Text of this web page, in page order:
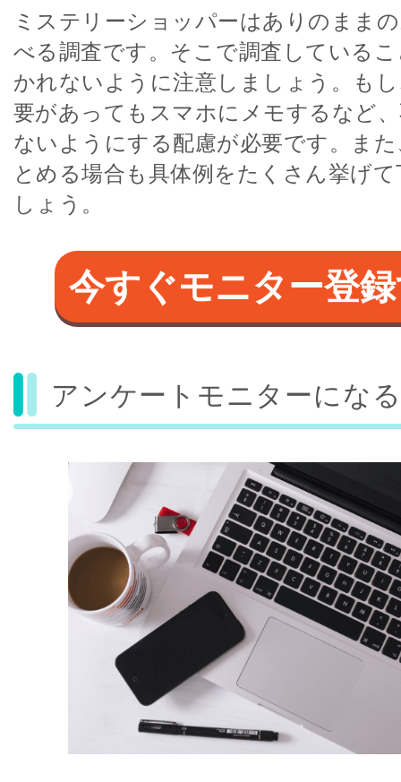
ミステリーショッパーはありのまま
べる調査です。そこで調査している
かれないように注意しましょう。も
要があってもスマホにメモするなど
ないようにする配慮が必要です。ま
とめる場合も具体例をたくさん挙げ
しょう。
今すぐモニター登
アンケートモニターにな